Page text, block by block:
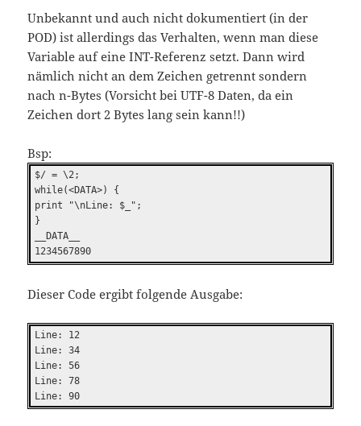
Unbekannt und auch nicht dokumentiert (in der
POD) ist allerdings das Verhalten, wenn man diese
Variable auf eine INT-Referenz setzt. Dann wird
nämlich nicht an dem Zeichen getrennt sondern
nach n-Bytes (Vorsicht bei UTF-8 Daten, da ein
Zeichen dort 2 Bytes lang sein kann!!)
Bsp:
$/ = \2;
while(<DATA>) {
print "\nLine: $_";
}
__DATA__
1234567890
Dieser Code ergibt folgende Ausgabe:
Line: 12
Line: 34
Line: 56
Line: 78
Line: 90